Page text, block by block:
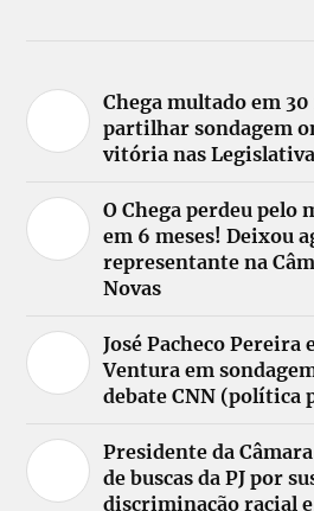
Chega multado em
partilhar sondagem
vitória nas
O Chega perdeu pelo
em 6 meses! Deixou
representante na
Novas
José Pacheco Pereira
Ventura em
debate CNN (política
Presidente da
de buscas da PJ por
discriminação racial